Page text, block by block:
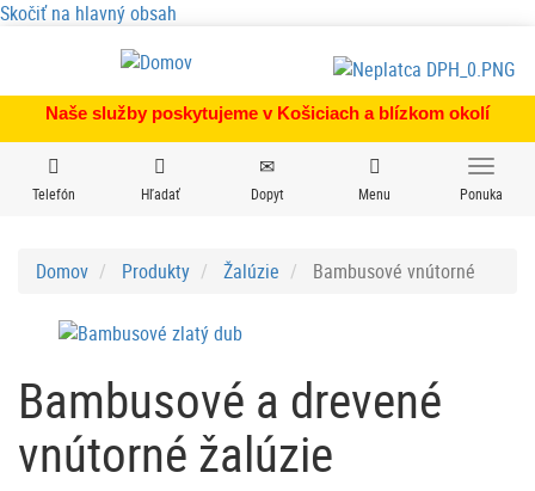
Skočiť na hlavný obsah
Naše služby poskytujeme v Košiciach a blízkom okolí
Telefón Hľadať Dopyt Menu Ponuka
Domov Produkty Žalúzie Bambusové vnútorné
Bambusové a drevené
vnútorné žalúzie